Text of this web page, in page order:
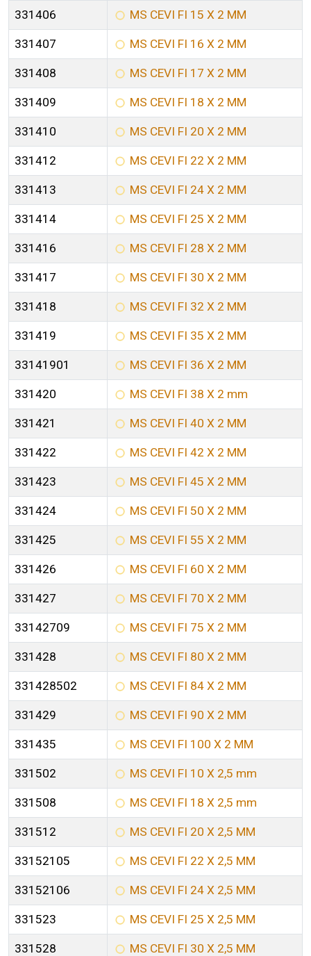
331406 MS CEVI FI 15 X 2 MM
331407 MS CEVI FI 16 X 2 MM
331408 MS CEVI FI 17 X 2 MM
331409 MS CEVI FI 18 X 2 MM
331410 MS CEVI FI 20 X 2 MM
331412 MS CEVI FI 22 X 2 MM
331413 MS CEVI FI 24 X 2 MM
331414 MS CEVI FI 25 X 2 MM
331416 MS CEVI FI 28 X 2 MM
331417 MS CEVI FI 30 X 2 MM
331418 MS CEVI FI 32 X 2 MM
331419 MS CEVI FI 35 X 2 MM
33141901 MS CEVI FI 36 X 2 MM
331420 MS CEVI FI 38 X 2 mm
331421 MS CEVI FI 40 X 2 MM
331422 MS CEVI FI 42 X 2 MM
331423 MS CEVI FI 45 X 2 MM
331424 MS CEVI FI 50 X 2 MM
331425 MS CEVI FI 55 X 2 MM
331426 MS CEVI FI 60 X 2 MM
331427 MS CEVI FI 70 X 2 MM
33142709 MS CEVI FI 75 X 2 MM
331428 MS CEVI FI 80 X 2 MM
331428502 MS CEVI FI 84 X 2 MM
331429 MS CEVI FI 90 X 2 MM
331435 MS CEVI FI 100 X 2 MM
331502 MS CEVI FI 10 X 2,5 mm
331508 MS CEVI FI 18 X 2,5 mm
331512 MS CEVI FI 20 X 2,5 MM
33152105 MS CEVI FI 22 X 2,5 MM
33152106 MS CEVI FI 24 X 2,5 MM
331523 MS CEVI FI 25 X 2,5 MM
331528 MS CEVI FI 30 X 2,5 MM